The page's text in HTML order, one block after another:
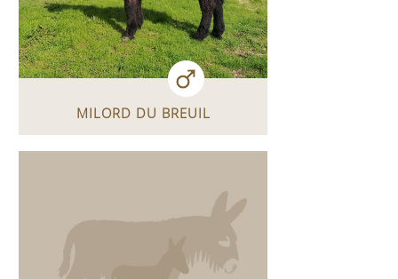
MILORD DU BREUIL